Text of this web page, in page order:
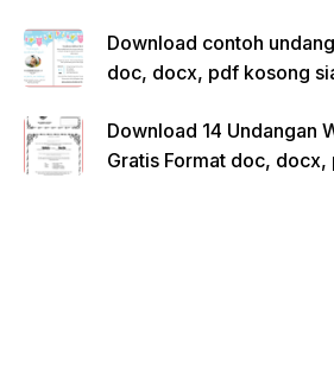
Download contoh
doc, docx, pdf kosong
Download 14 Undangan
Gratis Format doc, docx,